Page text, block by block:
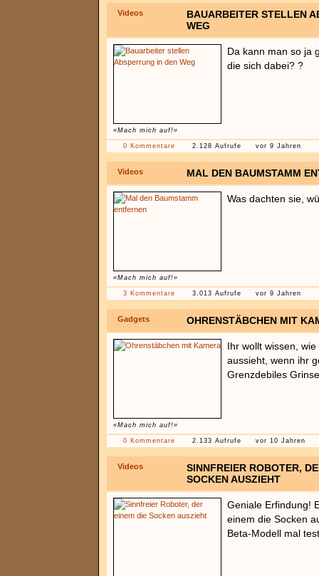
Videos
BAUARBEITER STELLEN
WEG
«Mach mich auf!»
Da kann man so ja
die sich dabei? ?
0 Kommentare 2.128 Aufrufe vor 9 Jahren
Videos MAL DEN BAUMSTAMM
«Mach mich auf!»
Was dachten sie,
3 Kommentare 3.013 Aufrufe vor 9 Jahren
Gadgets OHRENSTÄBCHEN MIT
«Mach mich auf!»
Ihr wollt wissen,
aussieht, wenn ihr
Grenzdebiles
0 Kommentare 2.133 Aufrufe vor 10 Jahren
Videos
SINNFREIER ROBOTER,
SOCKEN AUSZIEHT
Geniale Erfindung!
einem die Socken
Beta-Modell mal